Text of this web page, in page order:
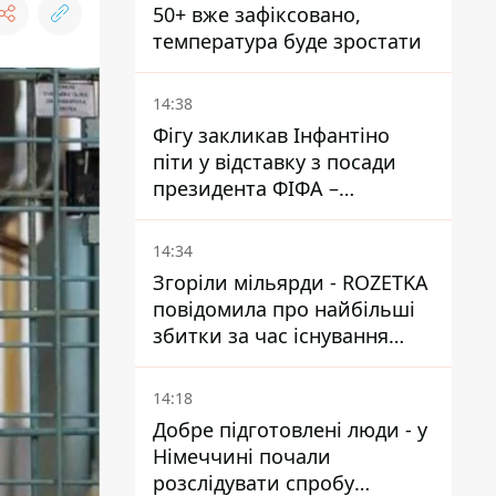
50+ вже зафіксовано,
температура буде зростати
14:38
Фігу закликав Інфантіно
піти у відставку з посади
президента ФІФА –
врятувати футбол ще не
пізно
14:34
Згоріли мільярди - ROZETKA
повідомила про найбільші
збитки за час існування
компанії
14:18
Добре підготовлені люди - у
Німеччині почали
розслідувати спробу